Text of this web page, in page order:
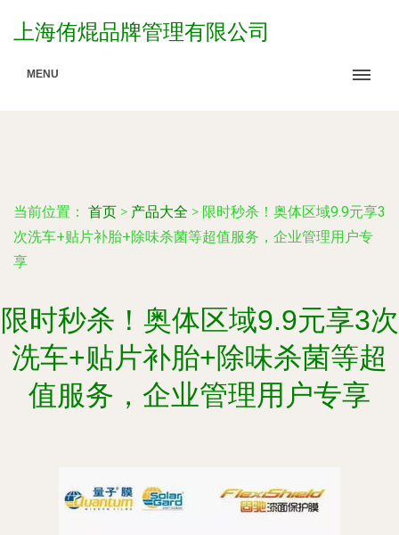
上海侑焜品牌管理有限公司
MENU
当前位置： 首页 > 产品大全 > 限时秒杀！奥体区域9.9元享3
次洗车+贴片补胎+除味杀菌等超值服务，企业管理用户专
享
限时秒杀！奥体区域9.9元享3次
洗车+贴片补胎+除味杀菌等超
值服务，企业管理用户专享